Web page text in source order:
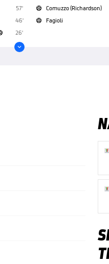
57'

Comuzzo (Richardson)
46'

Fagioli
26'
